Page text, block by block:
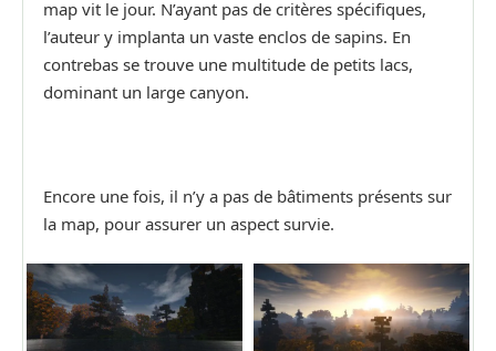
map vit le jour. N’ayant pas de critères spécifiques,
l’auteur y implanta un vaste enclos de sapins. En
contrebas se trouve une multitude de petits lacs,
dominant un large canyon.
Encore une fois, il n’y a pas de bâtiments présents sur
la map, pour assurer un aspect survie.